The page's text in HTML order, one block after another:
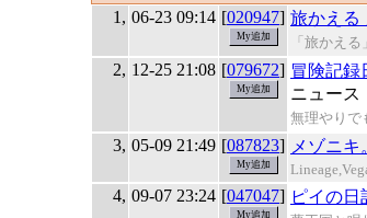
1, 06-23 09:14 [020947] 旅かえる
「旅かえ
2, 12-25 21:08 [079672] 冒険記録
ニュース
無理やりで
3, 05-09 21:49 [087823] メゾニキ
4, 09-07 23:24 [047047] ピイの日